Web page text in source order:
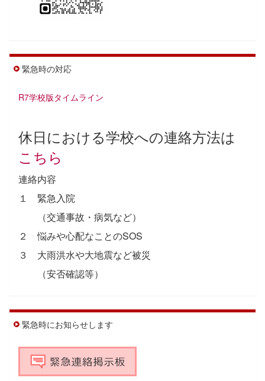
緊急時の対応
R7学校版タイムライン
休日における学校への連絡方法は
こちら
連絡内容
１ 緊急入院
（交通事故・病気など）
２ 悩みや心配なことのSOS
３ 大雨洪水や大地震など被災
（安否確認等）
緊急時にお知らせします